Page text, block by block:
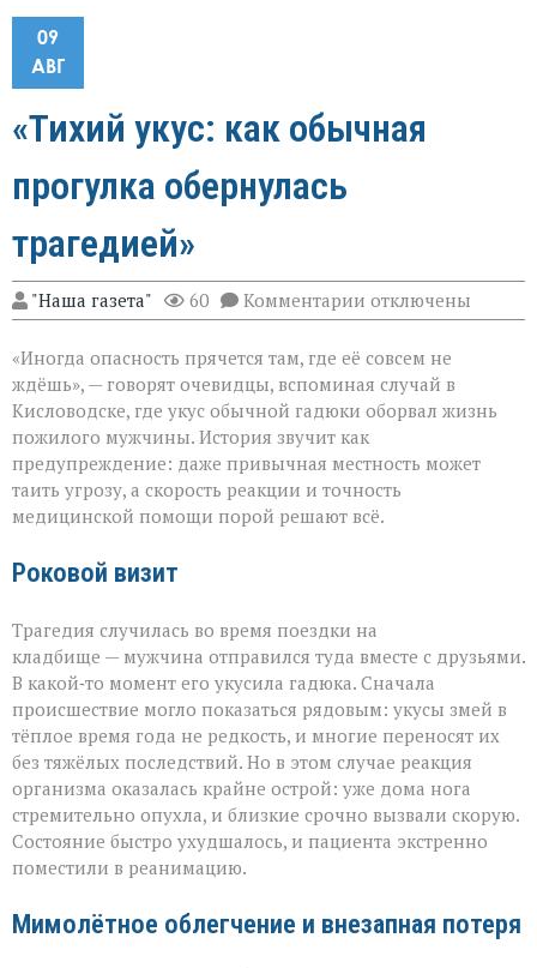
09
АВГ
«Тихий укус: как обычная
прогулка обернулась
трагедией»
"Наша газета" 60 Комментарии к
записи
укус:
как
обычная
прогулка
обернулась
трагедией»
отключены
«Иногда опасность прячется там, где её совсем не
ждёшь», — говорят очевидцы, вспоминая случай в
Кисловодске, где укус обычной гадюки оборвал жизнь
пожилого мужчины. История звучит как
предупреждение: даже привычная местность может
таить угрозу, а скорость реакции и точность
медицинской помощи порой решают всё.
Роковой визит
Трагедия случилась во время поездки на
кладбище — мужчина отправился туда вместе с друзьями.
В какой‑то момент его укусила гадюка. Сначала
происшествие могло показаться рядовым: укусы змей в
тёплое время года не редкость, и многие переносят их
без тяжёлых последствий. Но в этом случае реакция
организма оказалась крайне острой: уже дома нога
стремительно опухла, и близкие срочно вызвали скорую.
Состояние быстро ухудшалось, и пациента экстренно
поместили в реанимацию.
Мимолётное облегчение и внезапная потеря